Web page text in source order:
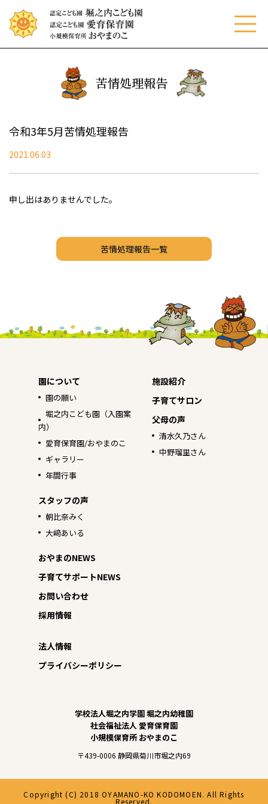
苦情処理報告
令和3年5月苦情処理報告
2021.06.03
申し出はありませんでした。
苦情処理報告一覧
園について
園の願い
堀之内こども園（入園案
内）
愛育保育園/おやまのこ
ギャラリー
年間行事
施設紹介
子育てサロン
父母の声
清水久乃さん
中野瑠里さん
スタッフの声
朝比奈みく
大﨑あいる
おやまのNEWS
子育てサポートNEWS
お問い合わせ
採用情報
法人情報
プライバシーポリシー
学校法人堀之内学園 堀之内幼稚園
社会福祉法人 愛育保育園
小規模保育所 おやまのこ
〒439-0006 静岡県菊川市堀之内69
Copyright (C) 2018 OYAMANO-KO KODOMOEN. All Rights
Reserved.